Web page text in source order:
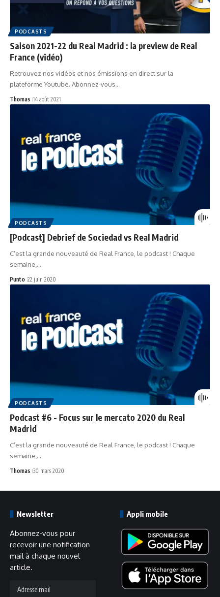
PODCASTS
Saison 2021-22 du Real Madrid : la preview de Real
France (vidéo)
Retrouvez nos vidéos et nos émissions en direct sur la
plateforme Youtube. Abonnez-vous…
Thomas 14 août 2021
PODCASTS
[Podcast] Debrief de Sociedad vs Real Madrid
C’est la grande nouveauté de Real France, le podcast ! Chaque
semaine,…
Punto 22 juin 2020
PODCASTS
Podcast #6 - Focus sur le mercato 2020 du Real
Madrid
C’est la grande nouveauté de Real France, le podcast ! Chaque
semaine,…
Thomas 30 mars 2020
Newsletter
Abonnez-vous pour
recevoir une notification
mail à chaque nouvel
article.
mail
Appli mobile